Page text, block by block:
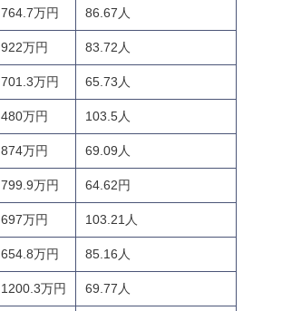
764.7万円 86.67人
922万円 83.72人
701.3万円 65.73人
480万円 103.5人
874万円 69.09人
799.9万円 64.62円
697万円 103.21人
654.8万円 85.16人
1200.3万円 69.77人